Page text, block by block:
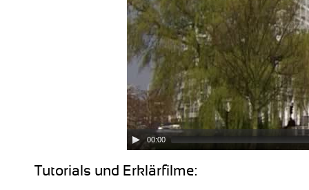
00:00
Tutorials und Erklärfilme: